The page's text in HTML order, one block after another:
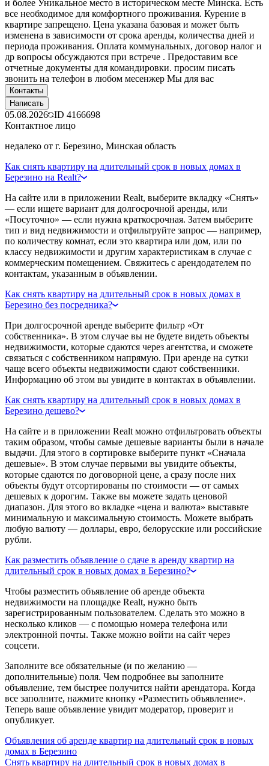
и более Уникальное место в историческом месте Минска. Есть
все необходимое для комфортного проживания. Курение в
квартире запрещено. Цена указана базовая и может быть
изменена в зависимости от срока аренды, количества дней и
периода проживания. Оплата коммунальных, договор налог и
др вопросы обсуждаются при встрече . Предоставим все
отчетные документы для командировки. просим писать
звонить на телефон в любом месенжер Мы для вас
Контакты
Написать
05.08.2026 ID 4166698
Контактное лицо
недалеко от г. Березино, Минская область
Как снять квартиру на длительный срок в новых домах в
Березино на Realt?
На сайте или в приложении Realt, выберите вкладку «Снять»
— если ищете вариант для долгосрочной аренды, или
«Посуточно» — если нужна краткосрочная. Затем выберите
тип и вид недвижимости и отфильтруйте запрос — например,
по количеству комнат, если это квартира или дом, или по
классу недвижимости и другим характеристикам в случае с
коммерческим помещением. Свяжитесь с арендодателем по
контактам, указанным в объявлении.
Как снять квартиру на длительный срок в новых домах в
Березино без посредника?
При долгосрочной аренде выберите фильтр «От
собственника». В этом случае вы не будете видеть объекты
недвижимости, которые сдаются через агентства, и сможете
связаться с собственником напрямую. При аренде на сутки
чаще всего объекты недвижимости сдают собственники.
Информацию об этом вы увидите в контактах в объявлении.
Как снять квартиру на длительный срок в новых домах в
Березино дешево?
На сайте и в приложении Realt можно отфильтровать объекты
таким образом, чтобы самые дешевые варианты были в начале
выдачи. Для этого в сортировке выберите пункт «Сначала
дешевые». В этом случае первыми вы увидите объекты,
которые сдаются по договорной цене, а сразу после них
объекты будут отсортированы по стоимости — от самых
дешевых к дорогим. Также вы можете задать ценовой
диапазон. Для этого во вкладке «цена и валюта» выставьте
минимальную и максимальную стоимость. Можете выбрать
любую валюту — доллары, евро, белорусские или российские
рубли.
Как разместить объявление о сдаче в аренду квартир на
длительный срок в новых домах в Березино?
Чтобы разместить объявление об аренде объекта
недвижимости на площадке Realt, нужно быть
зарегистрированным пользователем. Сделать это можно в
несколько кликов — с помощью номера телефона или
электронной почты. Также можно войти на сайт через
соцсети.
Заполните все обязательные (и по желанию —
дополнительные) поля. Чем подробнее вы заполните
объявление, тем быстрее получится найти арендатора. Когда
все заполните, нажмите кнопку «Разместить объявление».
Теперь ваше объявление увидит модератор, проверит и
опубликует.
Объявления об аренде квартир на длительный срок в новых
домах в Березино
Снять квартиру на длительный срок в новых домах в